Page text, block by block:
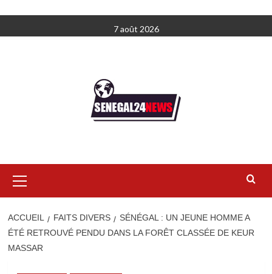
au
7 août 2026
principal
ACCUEIL FAITS DIVERS
SÉNÉGAL : UN JEUNE HOMME A
ÉTÉ RETROUVÉ PENDU DANS LA FORÊT CLASSÉE DE KEUR
MASSAR